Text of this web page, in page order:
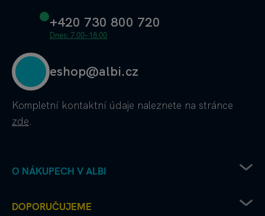
+420 730 800 720
Dnes: 7.00–18.00
eshop@albi.cz
Kompletní kontaktní údaje naleznete na stránce
zde.
O NÁKUPECH V ALBI
Ochrana osobních údajů
DOPORUČUJEME